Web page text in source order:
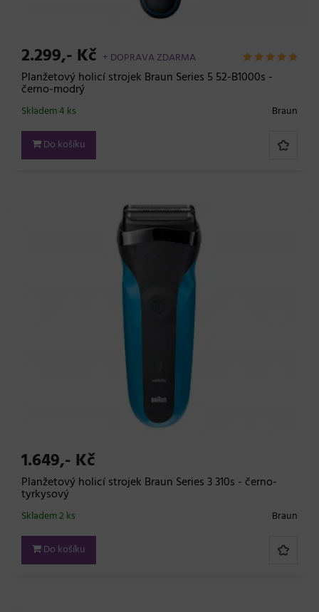
2.299,- Kč + DOPRAVA ZDARMA
Planžetový holicí strojek Braun Series 5 52-B1000s -
černo-modrý
Braun
Skladem 4 ks
Do košíku
1.649,- Kč
Planžetový holicí strojek Braun Series 3 310s - černo-
tyrkysový
Braun
Skladem 2 ks
Do košíku